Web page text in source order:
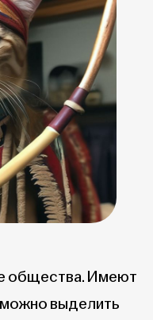
общества. Имеют
выделить